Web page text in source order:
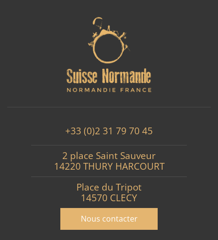
+33 (0)2 31 79 70 45
2 place Saint Sauveur
14220 THURY HARCOURT
Place du Tripot
14570 CLECY
Nous contacter